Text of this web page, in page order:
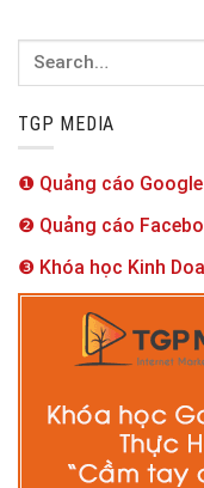
TGP MEDIA
❶ Quảng cáo
❷ Quảng cáo
❸ Khóa học Kinh